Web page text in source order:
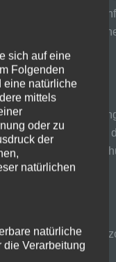
diese zusätzlichen
Behörde,
entscheidet. Sind
werden.
die
sich auf eine
Folgenden
eine natürliche
mittels
oder zu
der
natürlichen
natürliche
die Verarbeitung